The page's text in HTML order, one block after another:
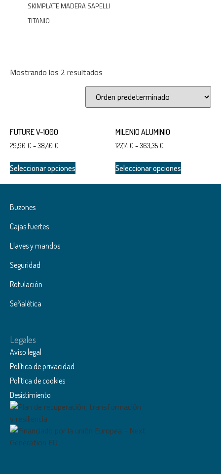
SKIMPLATE MADERA SAPELLI
TITANIO
Categorías del producto
HORIZONTALES
VERTICALES
CERRAJERÍA
HORIZONTALES
BTV
DISEC
Color del producto
ANTRACITA
NEGRO
PLATA ANODIZADA
ARENA PERLA
BLANCO
Mostrando los 2 resultados
FUTURE V-1000
29,90 € –38,40 €
Seleccionar opciones
MILENIO ALUMINIO
127,14 € –363,35 €
Seleccionar opciones
Buzones
Cajas fuertes
Llaves y mandos
Seguridad
Rotulación
Señalética
Legales
Aviso legal
Política de privacidad
Política de cookies
Desistimiento